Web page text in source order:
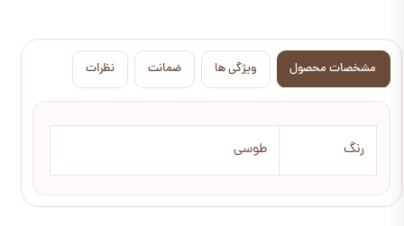
مشخصات محصول ویژگی ها ضمانت نظرات
رنگ طوسی